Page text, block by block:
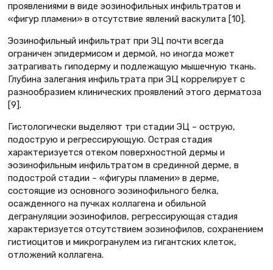
проявлениями в виде эозинофильных инфильтратов и
«фигур пламени» в отсутствие явлений васкулита [10].
Эозинофильный инфильтрат при ЭЦ почти всегда
ограничен эпидермисом и дермой, но иногда может
затрагивать гиподерму и подлежащую мышечную ткань.
Глубина залегания инфильтрата при ЭЦ коррелирует с
разнообразием клинических проявлений этого дерматоза
[9].
Гистологически выделяют три стадии ЭЦ – острую,
подострую и регрессирующую. Острая стадия
характеризуется отеком поверхностной дермы и
эозинофильным инфильтратом в срединной дерме, в
подострой стадии – «фигуры пламени» в дерме,
состоящие из основного эозинофильного белка,
осажденного на пучках коллагена и обильной
дегрануляции эозинофилов, регрессирующая стадия
характеризуется отсутствием эозинофилов, сохранением
гистиоцитов и микрогранулем из гигантских клеток,
отложений коллагена.